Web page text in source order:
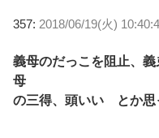
357: 2018/06/19(火)
義母のだっこを阻止、
母
の三得、頭いい とか思